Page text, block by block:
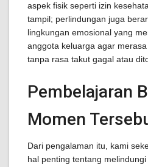
aspek fisik seperti izin
tampil; perlindungan juga
lingkungan emosional yang
anggota keluarga agar
tanpa rasa takut gagal atau
Pembelajaran
Momen
Dari pengalaman itu, kami
hal penting tentang